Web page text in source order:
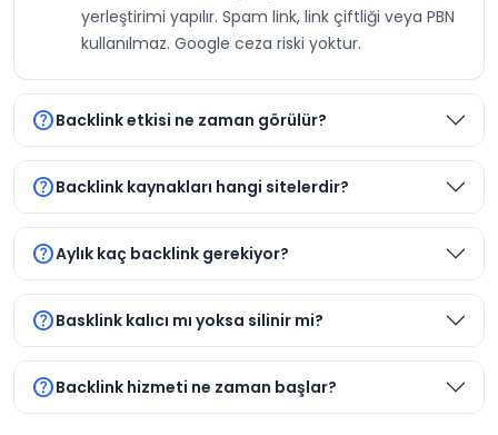
yerleştirimi yapılır. Spam link, link çiftliği veya PBN
kullanılmaz. Google ceza riski yoktur.
helpBacklink etkisi ne zaman görülür?
helpBacklink kaynakları hangi sitelerdir?
helpAylık kaç backlink gerekiyor?
helpBasklink kalıcı mı yoksa silinir mi?
helpBacklink hizmeti ne zaman başlar?